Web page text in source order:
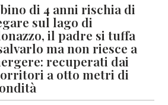
di 4 anni rischia di
sul lago di
il padre si tuffa
ma non riesce a
recuperati dai
a otto metri di